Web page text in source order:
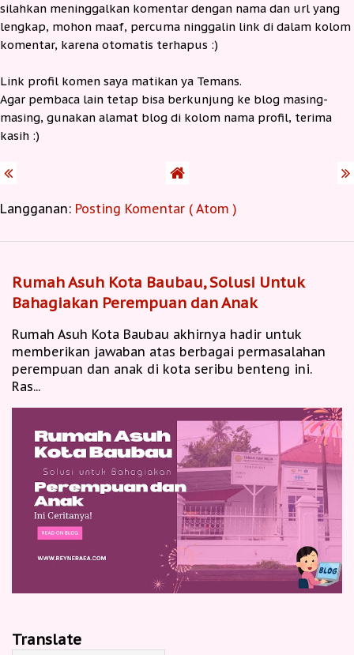
silahkan meninggalkan komentar dengan nama dan url yang
lengkap, mohon maaf, percuma ninggalin link di dalam kolom
komentar, karena otomatis terhapus :)
Link profil komen saya matikan ya Temans.
Agar pembaca lain tetap bisa berkunjung ke blog masing-
masing, gunakan alamat blog di kolom nama profil, terima
kasih :)
Langganan: Posting Komentar ( Atom )
Rumah Asuh Kota Baubau, Solusi Untuk
Bahagiakan Perempuan dan Anak
Rumah Asuh Kota Baubau akhirnya hadir untuk
memberikan jawaban atas berbagai permasalahan
perempuan dan anak di kota seribu benteng ini.
Ras...
Translate